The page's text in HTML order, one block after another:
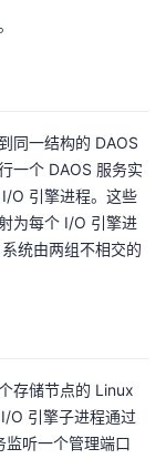
同一结构的 DAOS
一个 DAOS 服务实
O 引擎进程。这些
为每个 I/O 引擎进
统由两组不相交的
存储节点的 Linux
O 引擎子进程通过
监听一个管理端口